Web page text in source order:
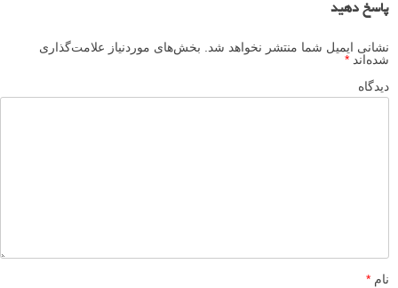
پاسخ دهید
نشانی ایمیل شما منتشر نخواهد شد.
بخش‌های موردنیاز علامت‌گذاری
شده‌اند *
دیدگاه
نام *